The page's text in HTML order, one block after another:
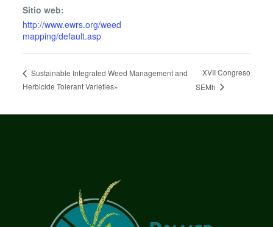
Sitio web:
http://www.ewrs.org/weed
mapping/default.asp
Sustainable Integrated Weed Management and
Herbicide Tolerant Varieties»
XVII Congreso
SEMh